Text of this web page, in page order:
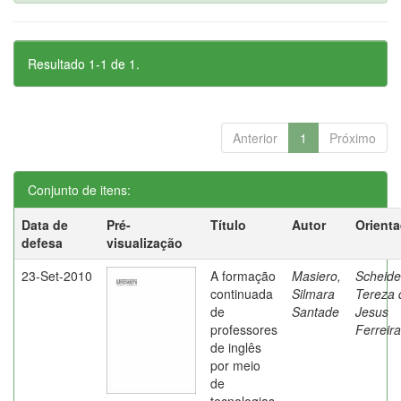
Resultado 1-1 de 1.
Anterior 1 Próximo
Conjunto de itens:
Data de
defesa
Pré-
visualização
Título Autor
23-Set-2010
A formação
continuada
de
professores
de inglês
por meio
de
Masiero,
Silmara
Santade
Tereza
Jesus
Ferreira